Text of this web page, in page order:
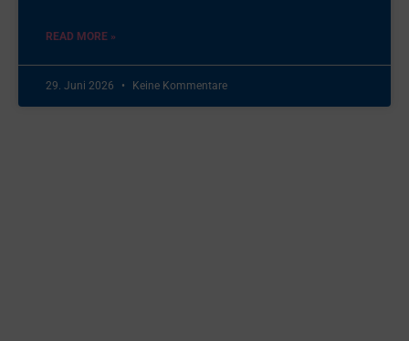
READ MORE »
29. Juni 2026 Keine Kommentare